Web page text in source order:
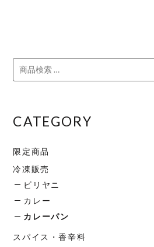
検
索
CATEGORY
限定商品
冷凍販売
ビリヤニ
カレー
カレーパン
スパイス・香辛料